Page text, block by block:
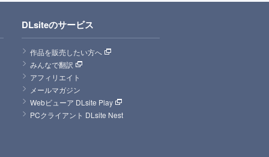
DLsiteのサービス
作品を販売したい方へ
みんなで翻訳
アフィリエイト
メールマガジン
Webビューア DLsite Play
PCクライアント DLsite Nest